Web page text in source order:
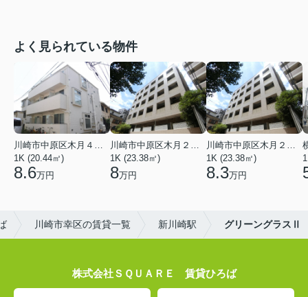
よく見られている物件
川崎市中原区木月４丁目
1K (20.44㎡)
8.6万円
川崎市中原区木月２丁目
1K (23.38㎡)
8万円
川崎市中原区木月２丁目
1K (23.38㎡)
8.3万円
川崎市幸区の賃貸一覧 新川崎駅 グリーングラスⅡ
株式会社ＳＱＵＡＲＥ 賃貸ひろば